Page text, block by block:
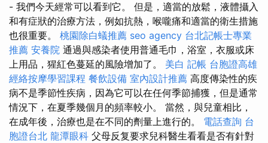
- 我們今天經常可以看到它。 但是，適當的放鬆，液體攝入
和有症狀的治療方法，例如抗熱，喉嚨痛和適當的衛生措施
也很重要。 桃園除白蟻推薦 seo agency 台北記帳士專業
推薦 安養院 通過與感染者使用普通毛巾，浴室，衣服或床
上用品，猩紅色蔓延的風險增加了。 美白 記帳 台胞證高雄
經絡按摩學習課程 餐飲設備 室內設計推薦 高度傳染性的疾
病不是季節性疾病，因為它可以在任何季節捕獲，但是通常
情況下，在夏季幾個月的頻率較小。 當然，與兒童相比，
在成年後，治療也是在不同的劑量上進行的。 電話查詢 台
胞證台北 龍潭眼科 父母反复要求兒科醫生看看是否有針對